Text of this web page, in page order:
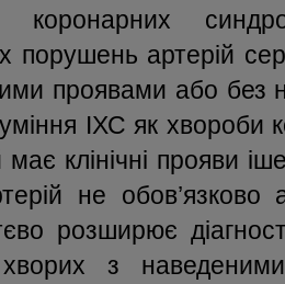
коронарних
порушень артерій
проявами або
ІХС як хвороби
клінічні прояви
не обов’язково
розширює
з